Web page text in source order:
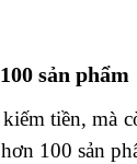
sản phẩm
tiền, mà
100 sản